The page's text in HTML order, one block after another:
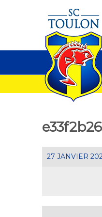
27 JANVIER